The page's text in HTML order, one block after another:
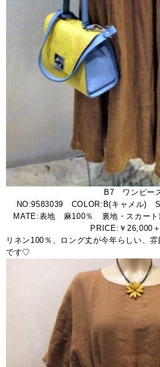
B7 ワンピー
NO:9583039 COLOR:B(キャメル)
MATE:表地 麻100％ 裏地・スカー
PRICE:￥26,000
リネン100％、ロング丈が今年らしい、
です♡